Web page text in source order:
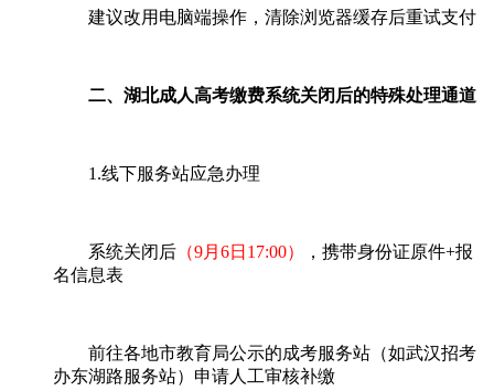
建议改用电脑端操作，清除浏览器缓存后重试支付
二、湖北成人高考缴费系统关闭后的特殊处理通道
1.线下服务站应急办理
系统关闭后 （9月6日17:00）
，携带身份证原件+报
名信息表
前往各地市教育局公示的成考服务站（如武汉招考
办东湖路服务站）申请人工审核补缴